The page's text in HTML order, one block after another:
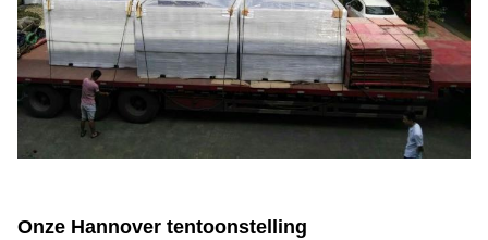
Onze Hannover tentoonstelling